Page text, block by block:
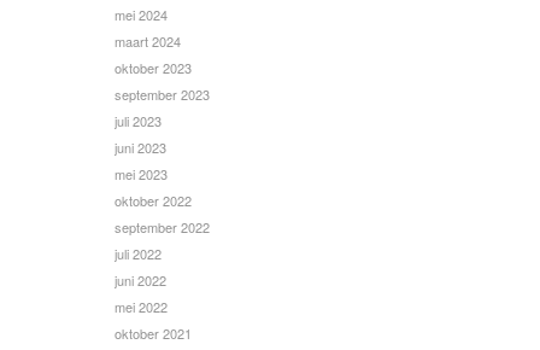
mei 2024
maart 2024
oktober 2023
september 2023
juli 2023
juni 2023
mei 2023
oktober 2022
september 2022
juli 2022
juni 2022
mei 2022
oktober 2021